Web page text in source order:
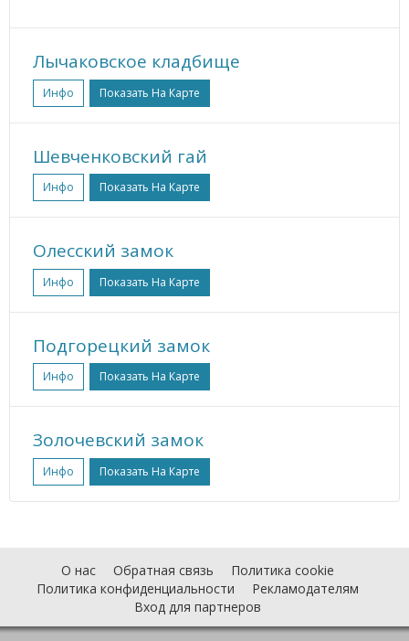
Лычаковское кладбище
Инфо Показать На Карте
Шевченковский гай
Инфо Показать На Карте
Олесский замок
Инфо Показать На Карте
Подгорецкий замок
Инфо Показать На Карте
Золочевский замок
Инфо Показать На Карте
О нас Обратная связь
Политика cookie
Политика конфиденциальности
Рекламодателям
Вход для партнеров